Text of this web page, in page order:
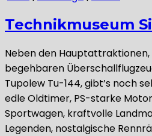
Technikmuseum
Neben den
begehbaren
Tupolew Tu-144, gibt’s noch
edle Oldtimer, PS-starke
Sportwagen, kraftvolle
Legenden, nostalgische